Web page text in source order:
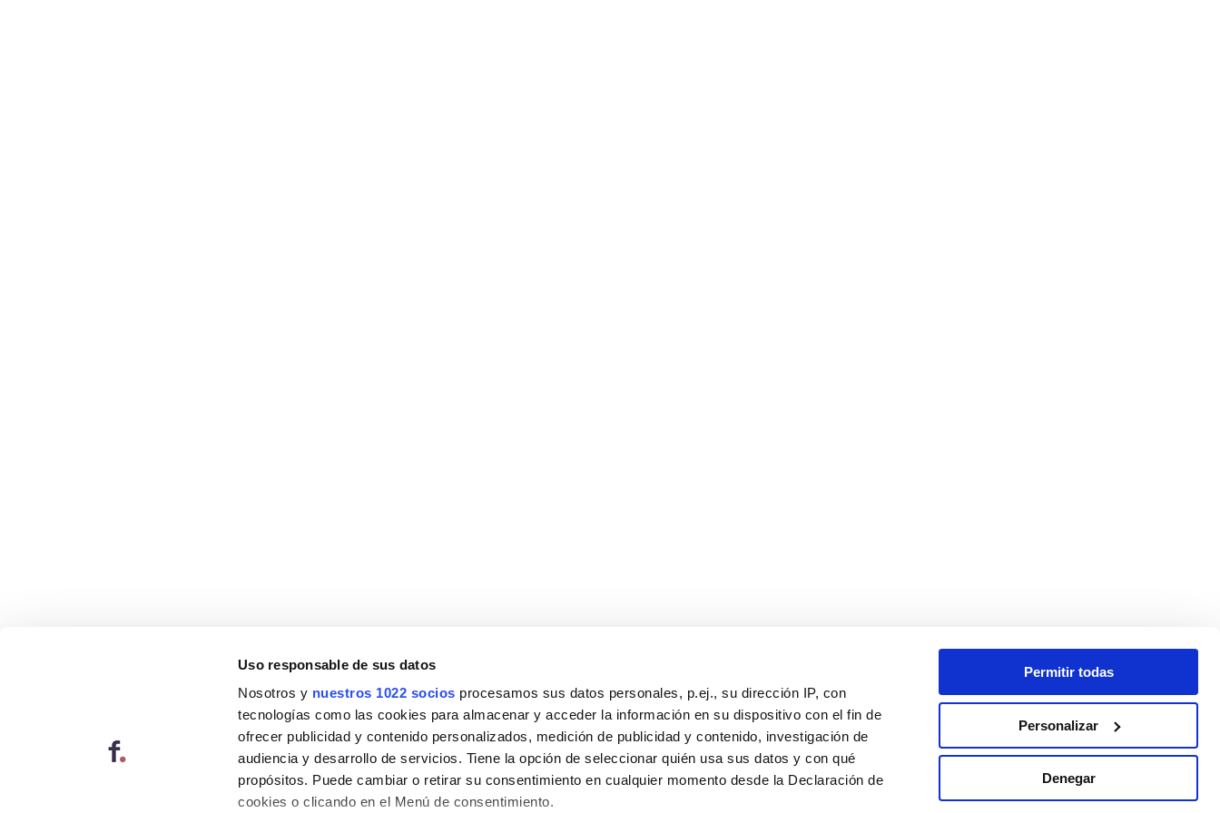
Uso responsable de sus datos
Nosotros y nuestros 1022 socios procesamos sus datos personales, p.ej., su dirección IP, con
tecnologías como las cookies para almacenar y acceder la información en su dispositivo con el fin de
ofrecer publicidad y contenido personalizados, medición de publicidad y contenido, investigación de
audiencia y desarrollo de servicios. Tiene la opción de seleccionar quién usa sus datos y con qué
propósitos. Puede cambiar o retirar su consentimiento en cualquier momento desde la Declaración de
cookies o clicando en el Menú de consentimiento.
Permitir todas
Personalizar
Denegar